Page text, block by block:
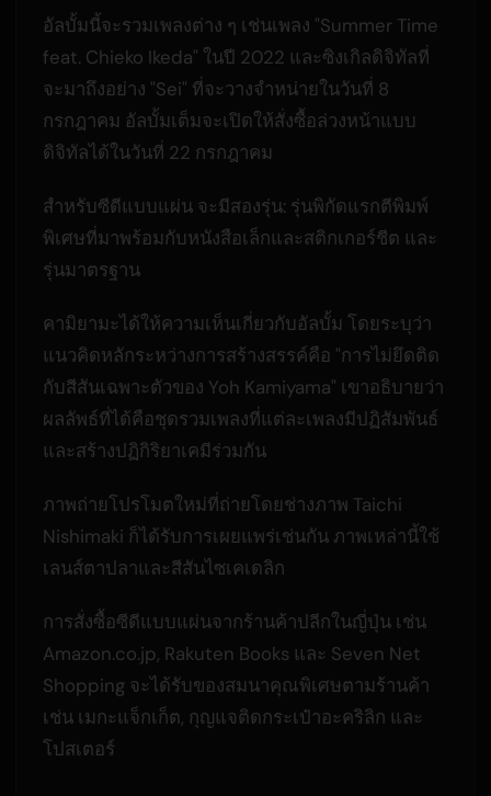
อัลบั้มนี้จะรวมเพลงต่าง ๆ เช่นเพลง "Summer Time
feat. Chieko Ikeda" ในปี 2022 และซิงเกิลดิจิทัลที่
จะมาถึงอย่าง "Sei" ที่จะวางจำหน่ายในวันที่ 8
กรกฎาคม อัลบั้มเต็มจะเปิดให้สั่งซื้อล่วงหน้าแบบ
ดิจิทัลได้ในวันที่ 22 กรกฎาคม
สำหรับซีดีแบบแผ่น จะมีสองรุ่น: รุ่นพิกัดแรกตีพิมพ์
พิเศษที่มาพร้อมกับหนังสือเล็กและสติกเกอร์ชีต และ
รุ่นมาตรฐาน
คามิยามะได้ให้ความเห็นเกี่ยวกับอัลบั้ม โดยระบุว่า
แนวคิดหลักระหว่างการสร้างสรรค์คือ "การไม่ยึดติด
กับสีสันเฉพาะตัวของ Yoh Kamiyama" เขาอธิบายว่า
ผลลัพธ์ที่ได้คือชุดรวมเพลงที่แต่ละเพลงมีปฏิสัมพันธ์
และสร้างปฏิกิริยาเคมีร่วมกัน
ภาพถ่ายโปรโมตใหม่ที่ถ่ายโดยช่างภาพ Taichi
Nishimaki ก็ได้รับการเผยแพร่เช่นกัน ภาพเหล่านี้ใช้
เลนส์ตาปลาและสีสันไซเคเดลิก
การสั่งซื้อซีดีแบบแผ่นจากร้านค้าปลีกในญี่ปุ่น เช่น
Amazon.co.jp, Rakuten Books และ Seven Net
Shopping จะได้รับของสมนาคุณพิเศษตามร้านค้า
เช่น เมกะแจ็กเก็ต, กุญแจติดกระเป๋าอะคริลิก และ
โปสเตอร์